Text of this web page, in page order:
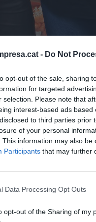
- Do Not
opt-out of the sale, sharing
for targeted
selection. Please note that
interest-based ads
to third parties
of your personal
This information may also
Participants that may further
Data Processing Opt Outs
opt-out of the Sharing of my
como el primer
leridanaTeresa
el concepto de
posicionado en el